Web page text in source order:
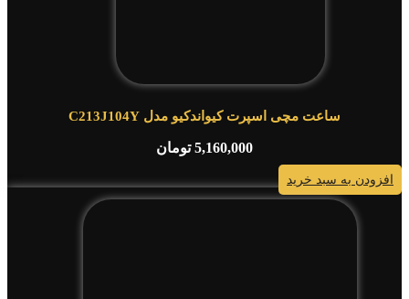
ساعت مچی اسپرت کیواندکیو مدل C213J104Y
5,160,000 تومان
افزودن به سبد خرید